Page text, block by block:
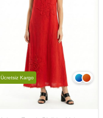
Ücretsiz Kargo